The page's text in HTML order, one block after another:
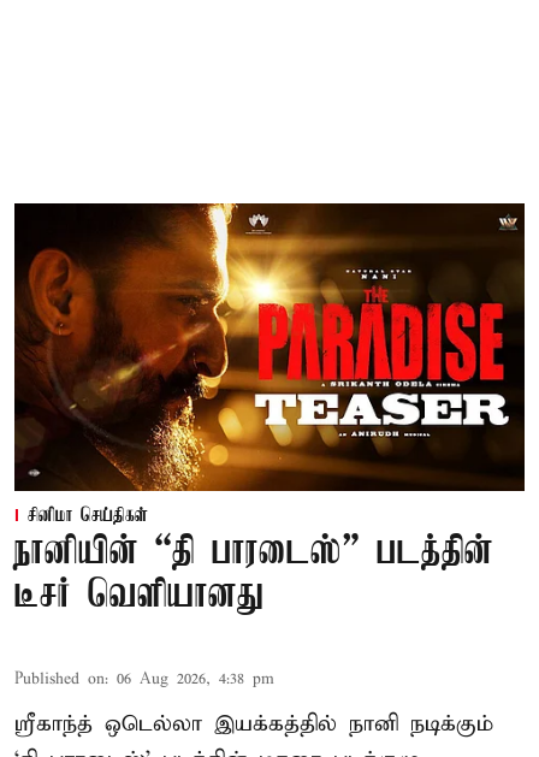
சினிமா செய்திகள்
நானியின் “தி பாரடைஸ்” படத்தின்
டீசர் வெளியானது
Published on: 06 Aug 2026, 4:38 pm
ஸ்ரீகாந்த் ஒடெல்லா இயக்கத்தில் நானி நடிக்கும்